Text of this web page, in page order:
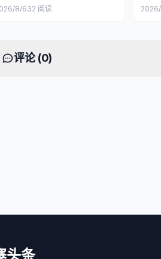
8/632 阅读
评论 (0)
头条